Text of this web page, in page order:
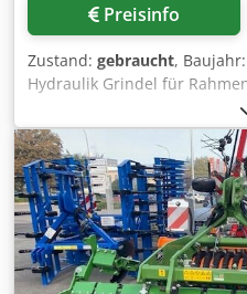
Preisinfo
Zustand: gebraucht, Baujahr:
Hydraulik Grindel für
/ 35, 1 Paar Scharblatt 430, 1
Einlegeblech für STW / 35, 1
Variopf Scheibensech D 500
Crjdpfxer Ucigs Apnjf